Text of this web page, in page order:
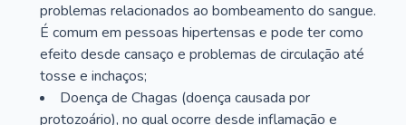
problemas relacionados ao bombeamento do sangue.
É comum em pessoas hipertensas e pode ter como
efeito desde cansaço e problemas de circulação até
tosse e inchaços;
Doença de Chagas (doença causada por
protozoário), no qual ocorre desde inflamação e